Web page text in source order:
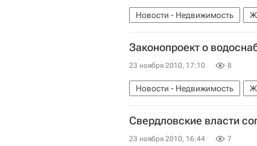
Новости - Недвижимость
Законопроект о
23 ноября 2010, 17:10 8
Новости - Недвижимость
Свердловские власти
23 ноября 2010, 16:44 7